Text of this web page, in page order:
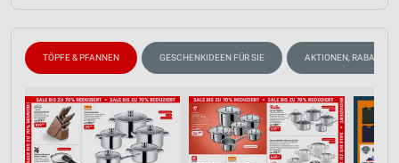
TÖPFE & PFANNEN GESCHENKIDEEN FÜR SIE AKTIONEN, RABATTE